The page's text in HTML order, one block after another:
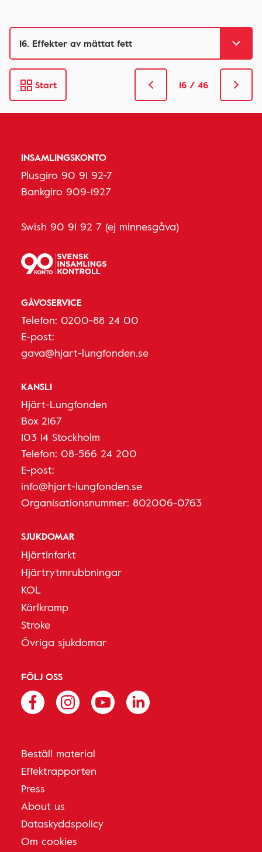
Start 16 / 46
INSAMLINGSKONTO
Plusgiro 90 91 92-7
Bankgiro 909-1927
Swish 90 91 92 7 (ej minnesgåva)
GÅVOSERVICE
Telefon: 0200-88 24 00
E-post:
gava@hjart-lungfonden.se
KANSLI
Hjärt-Lungfonden
Box 2167
103 14 Stockholm
Telefon: 08-566 24 200
E-post:
info@hjart-lungfonden.se
Organisationsnummer: 802006-0763
SJUKDOMAR
Hjärtinfarkt
Hjärtrytmrubbningar
KOL
Kärlkramp
Stroke
Övriga sjukdomar
FÖLJ OSS
Beställ material
Effektrapporten
Press
About us
Dataskyddspolicy
Om cookies